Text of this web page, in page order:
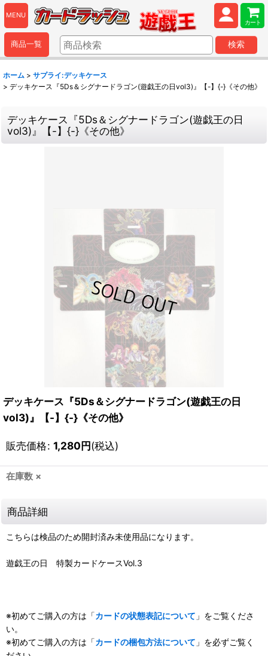
MENU
カート
商品一覧 検索
ホーム > サプライ:デッキケース
> デッキケース『5Ds＆シグナードラゴン(遊戯王の日vol3)』【-】{-}《その他》
デッキケース『5Ds＆シグナードラゴン(遊戯王の日
vol3)』【-】{-}《その他》
デッキケース『5Ds＆シグナードラゴン(遊戯王の日
vol3)』【-】{-}《その他》
販売価格: 1,280円(税込)
在庫数 ×
商品詳細
こちらは検品のため開封済み未使用品になります。
遊戯王の日 特製カードケースVol.3
※初めてご購入の方は「カードの状態表記について 」をご覧くださ
い。
※初めてご購入の方は「カードの梱包方法について 」を必ずご覧く